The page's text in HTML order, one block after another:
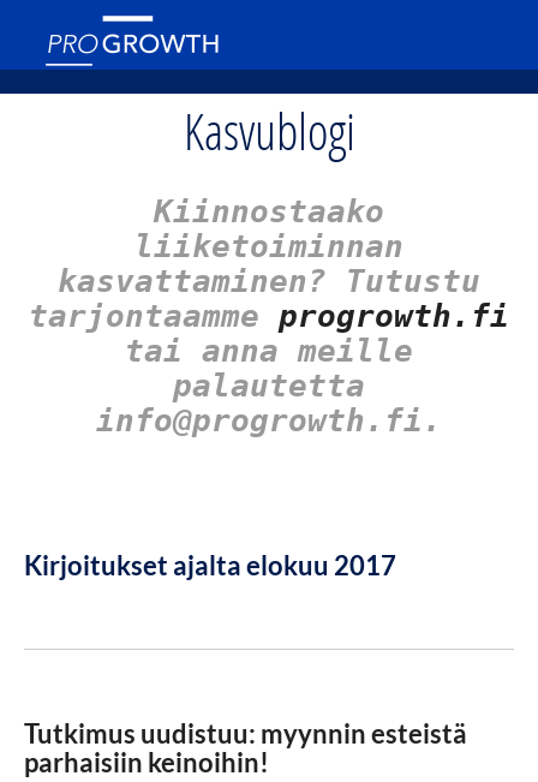
Kasvublogi
Kiinnostaako
liiketoiminnan
kasvattaminen? Tutustu
tarjontaamme progrowth.fi
tai anna meille
palautetta
info@progrowth.fi.
Kirjoitukset ajalta elokuu 2017
Tutkimus uudistuu: myynnin esteistä
parhaisiin keinoihin!